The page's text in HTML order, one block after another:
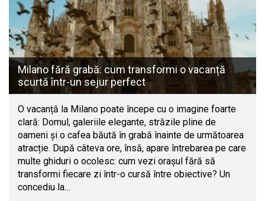
Milano fără grabă: cum transformi o vacanță
scurtă într-un sejur perfect
O vacanță la Milano poate începe cu o imagine foarte
clară: Domul, galeriile elegante, străzile pline de
oameni și o cafea băută în grabă înainte de următoarea
atracție. După câteva ore, însă, apare întrebarea pe care
multe ghiduri o ocolesc: cum vezi orașul fără să
transformi fiecare zi într-o cursă între obiective? Un
concediu la…